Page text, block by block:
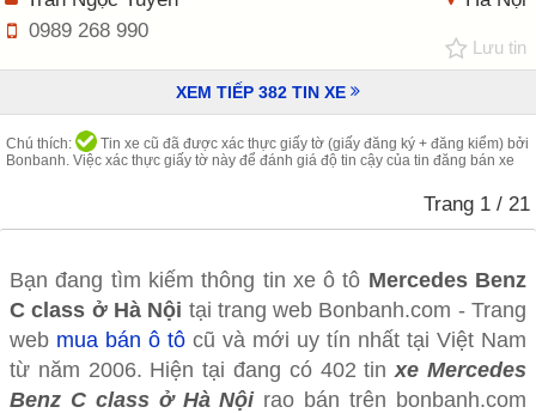
0989 268 990
Lưu tin
XEM TIẾP 382 TIN XE
Chú thích:
Tin xe cũ đã được xác thực giấy tờ (giấy đăng ký + đăng kiểm) bởi
Bonbanh. Việc xác thực giấy tờ này để đánh giá độ tin cậy của tin đăng bán xe
Trang 1 / 21
Bạn đang tìm kiếm thông tin xe ô tô Mercedes Benz
C class ở Hà Nội tại trang web Bonbanh.com - Trang
web mua bán ô tô cũ và mới uy tín nhất tại Việt Nam
từ năm 2006. Hiện tại đang có 402 tinxe Mercedes
Benz C class ở Hà Nộirao bán trên bonbanh.com